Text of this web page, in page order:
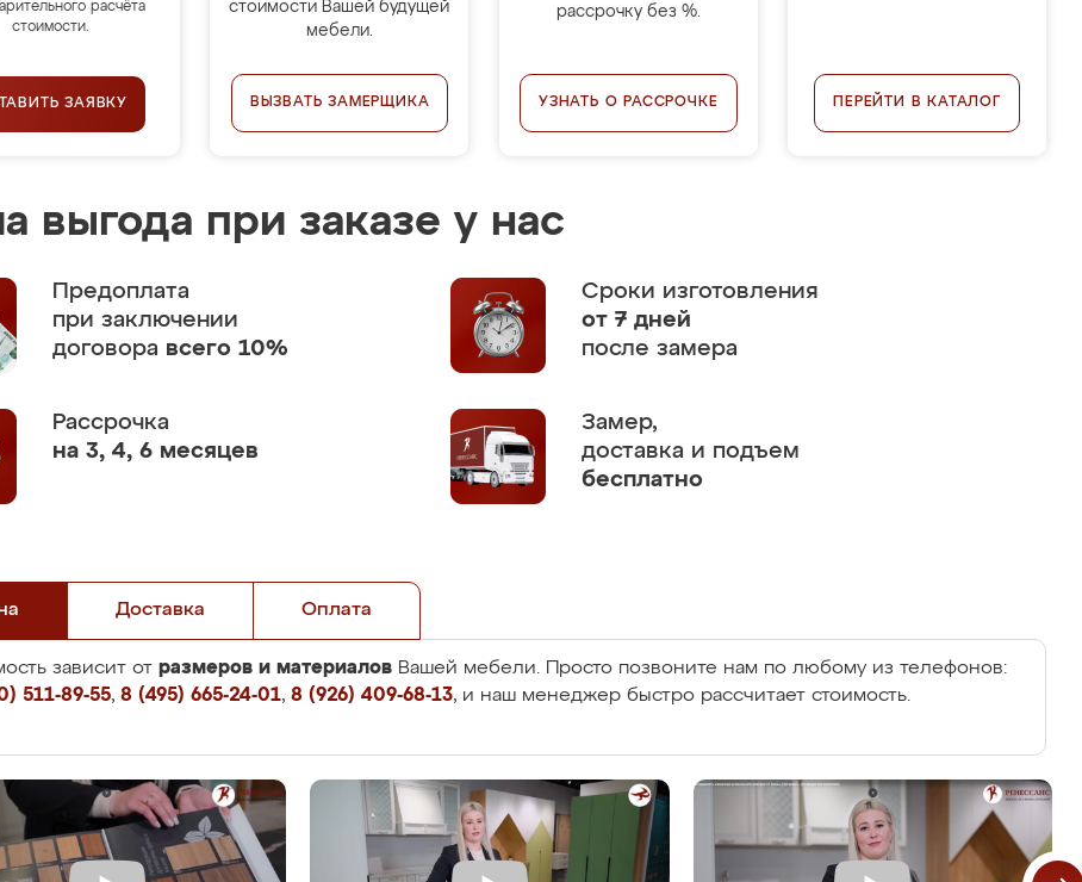
расчёта
стоимости.
ЗАЯВКУ
стоимости Вашей будущей
мебели.
ВЫЗВАТЬ ЗАМЕРЩИКА
рассрочку без %.
УЗНАТЬ О РАССРОЧКЕ ПЕРЕЙТИ В КАТАЛОГ
выгода при заказе у нас
Предоплата
при заключении
договора всего 10%
Сроки изготовления
от 7 дней
после замера
Рассрочка
на 3, 4, 6 месяцев
Замер,
доставка и подъем
бесплатно
Доставка Оплата
зависит от размеров и материалов Вашей мебели. Просто позвоните нам по любому из телефонов:
511-89-55, 8 (495) 665-24-01, 8 (926) 409-68-13, и наш менеджер быстро рассчитает стоимость.